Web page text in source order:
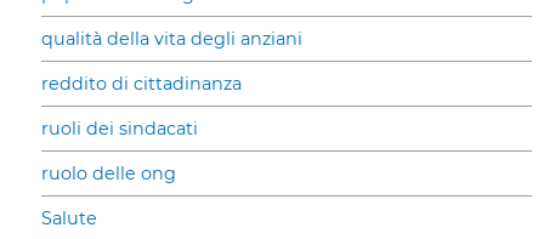
qualità della vita degli anziani
reddito di cittadinanza
ruoli dei sindacati
ruolo delle ong
Salute